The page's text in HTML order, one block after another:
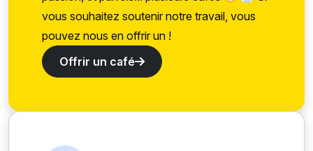
vous souhaitez soutenir notre travail, vous
pouvez nous en offrir un !
Offrir un café